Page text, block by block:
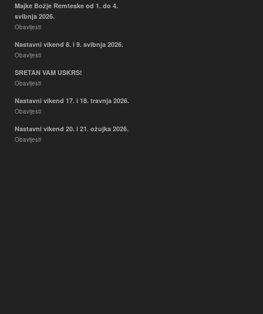
Majke Božje Remteske od 1. do 4.
svibnja 2026.
Obavijesti
Nastavni vikend 8. i 9. svibnja 2026.
Obavijesti
SRETAN VAM USKRS!
Obavijesti
Nastavni vikend 17. i 18. travnja 2026.
Obavijesti
Nastavni vikend 20. i 21. ožujka 2026.
Obavijesti